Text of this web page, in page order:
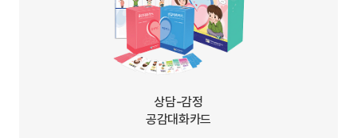
상품이미지
상담-감정
공감대화카드